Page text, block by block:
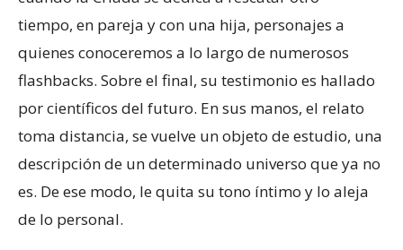
tiempo, en pareja y con una hija, personajes a
quienes conoceremos a lo largo de numerosos
flashbacks. Sobre el final, su testimonio es hallado
por científicos del futuro. En sus manos, el relato
toma distancia, se vuelve un objeto de estudio, una
descripción de un determinado universo que ya no
es. De ese modo, le quita su tono íntimo y lo aleja
de lo personal.